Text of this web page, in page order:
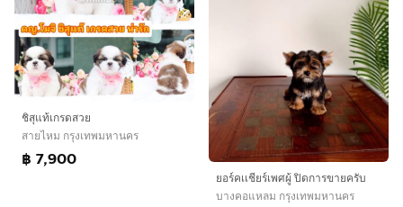
ชิสุแท้เกรดสวย
สายไหม กรุงเทพมหานคร
฿ 7,900
ยอร์คเเชียร์เพศผู้ ปิดการขายครับ
บางคอแหลม กรุงเทพมหานคร